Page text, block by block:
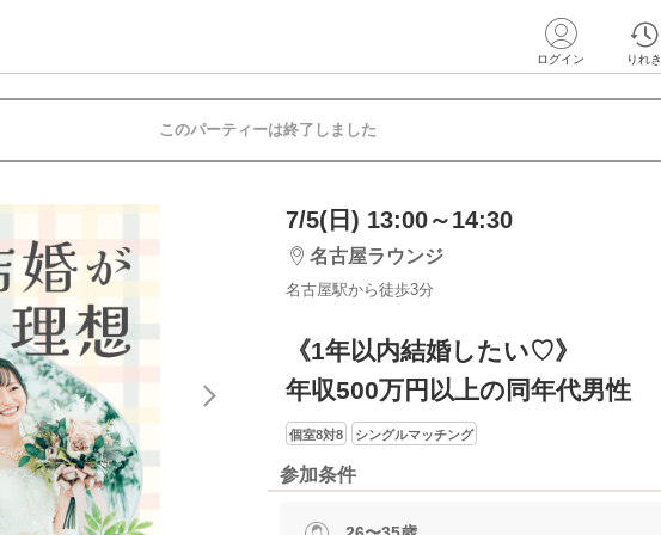
ログイン りれき
このパーティーは終了しました
7/5(日) 13:00～14:30
名古屋ラウンジ
名古屋駅から徒歩3分
《1年以内結婚したい♡》
年収500万円以上の同年代男性
個室8対8 シングルマッチング
参加条件